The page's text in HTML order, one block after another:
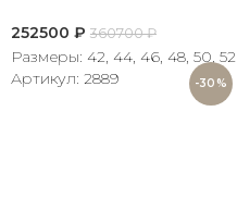
-30%
252500 ₽ 360700₽
Размеры: 42, 44, 46, 48, 50, 52
Артикул: 2889